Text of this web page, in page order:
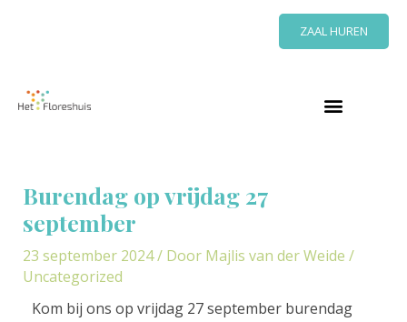
ZAAL HUREN
Burendag op vrijdag 27
september
23 september 2024/ Door Majlis van der Weide /
Uncategorized
Kom bij ons op vrijdag 27 september burendag